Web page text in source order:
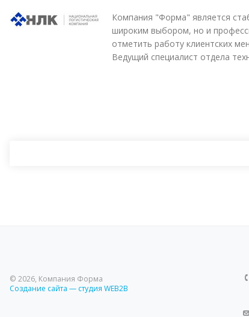
Компания "Форма" является
широким выбором, но и
отметить работу клиентских
Ведущий специалист отдела
© 2026, Компания Форма
Создание сайта — студия WEB2B